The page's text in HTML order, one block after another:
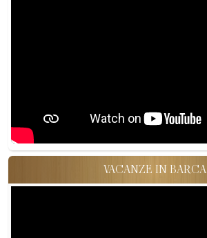
VACANZE IN BARCA